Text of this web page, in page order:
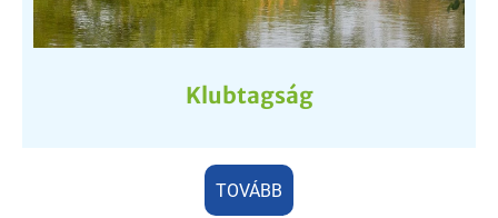
Klubtagság
TOVÁBB